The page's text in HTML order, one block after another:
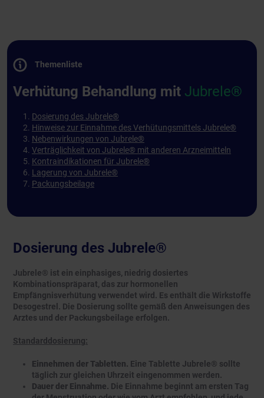
Dosierung des Jubrele®
Jubrele® ist ein einphasiges, niedrig dosiertes
Kombinationspräparat, das zur hormonellen
Empfängnisverhütung verwendet wird. Es enthält die Wirkstoffe
Desogestrel. Die Dosierung sollte gemäß den Anweisungen des
Arztes und der Packungsbeilage erfolgen.
Standarddosierung:
Einnehmen der Tabletten. Eine Tablette Jubrele® sollte
täglich zur gleichen Uhrzeit eingenommen werden.
Dauer der Einnahme. Die Einnahme beginnt am ersten Tag
Themenliste
Verhütung Behandlung mit Jubrele®
Dosierung des Jubrele®
Hinweise zur Einnahme des Verhütungsmittels Jubrele®
Nebenwirkungen von Jubrele®
Verträglichkeit von Jubrele® mit anderen Arzneimitteln
Kontraindikationen für Jubrele®
Lagerung von Jubrele®
Packungsbeilage